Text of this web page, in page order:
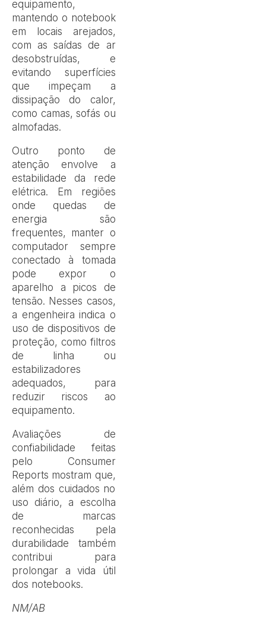
equipamento,
mantendo o notebook
em locais arejados,
com as saídas de ar
desobstruídas, e
evitando superfícies
que impeçam a
dissipação do calor,
como camas, sofás ou
almofadas.
Outro ponto de
atenção envolve a
estabilidade da rede
elétrica. Em regiões
onde quedas de
energia são
frequentes, manter o
computador sempre
conectado à tomada
pode expor o
aparelho a picos de
tensão. Nesses casos,
a engenheira indica o
uso de dispositivos de
proteção, como filtros
de linha ou
estabilizadores
adequados, para
reduzir riscos ao
equipamento.
Avaliações de
confiabilidade feitas
pelo Consumer
Reports mostram que,
além dos cuidados no
uso diário, a escolha
de marcas
reconhecidas pela
durabilidade também
contribui para
prolongar a vida útil
dos notebooks.
NM/AB